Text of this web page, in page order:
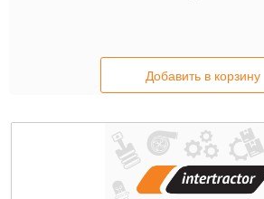
Добавить в корзину